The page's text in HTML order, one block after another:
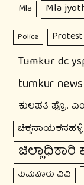
Mla Mla
Police Protest
Tumkur dc
tumkur news
ಕುಲಪತಿ ಪ್ರೊ.
ಚಿಕ್ಕನಾಯಕನಹಳ್ಳಿ
ಜಿಲ್ಲಾಧಿಕಾರಿ
ತುಮಕೂರು ವಿವಿ